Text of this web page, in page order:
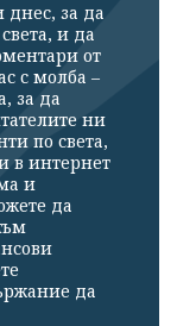
днес, за да
и да
от
с молба –
за да
ни
по света,
в интернет
и
да
да